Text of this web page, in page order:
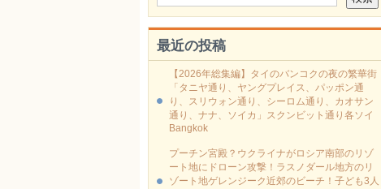
最近の投稿
【2026年総集編】タイのバンコクの夜の繁華街
「タニヤ通り、ヤングプレイス、パッポン通
り、スリウォン通り、シーロム通り、カオサン
通り、ナナ、ソイカ」スクンビット通り各ソイ
Bangkok
プーチン宮殿？ウクライナがロシア南部のリゾ
ート地にドローン攻撃！ラスノダール地方のリ
ゾート地ゲレンジーク近郊のビーチ！子ども3人